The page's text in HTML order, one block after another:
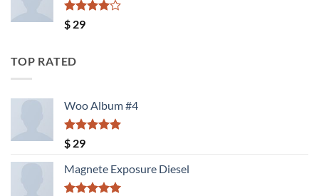
Valorado
con
$ 29
TOP RATED
Woo Album #4
Valorado
con
de 5
$ 29
Magnete Exposure Diesel